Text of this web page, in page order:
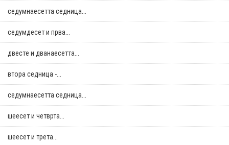
седумнаесетта седница...
седумдесет и прва...
двестe и дванаесетта...
втора седница -...
седумнаесетта седница...
шеесет и четврта...
шеесет и трета...